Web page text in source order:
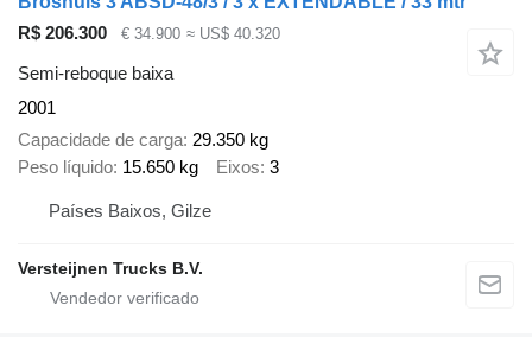
R$ 206.300
€ 34.900 ≈ US$ 40.320
Semi-reboque baixa
2001
Capacidade de carga 29.350 kg
Peso líquido 15.650 kg Eixos 3
Países Baixos, Gilze
Versteijnen Trucks B.V.